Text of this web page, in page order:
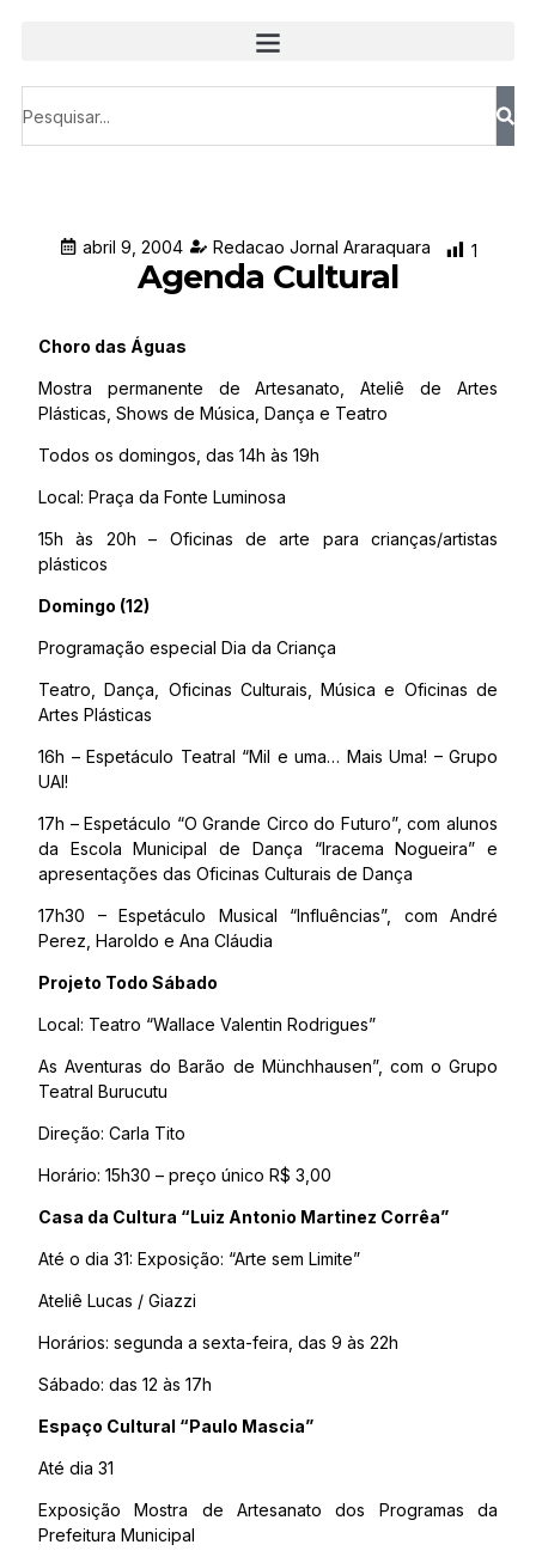
abril 9, 2004 Redacao Jornal Araraquara 1
Agenda Cultural
Choro das Águas
Mostra permanente de Artesanato, Ateliê de Artes
Plásticas, Shows de Música, Dança e Teatro
Todos os domingos, das 14h às 19h
Local: Praça da Fonte Luminosa
15h às 20h – Oficinas de arte para crianças/artistas
plásticos
Domingo (12)
Programação especial Dia da Criança
Teatro, Dança, Oficinas Culturais, Música e Oficinas de
Artes Plásticas
16h – Espetáculo Teatral “Mil e uma… Mais Uma! – Grupo
UAI!
17h – Espetáculo “O Grande Circo do Futuro”, com alunos
da Escola Municipal de Dança “Iracema Nogueira” e
apresentações das Oficinas Culturais de Dança
17h30 – Espetáculo Musical “Influências”, com André
Perez, Haroldo e Ana Cláudia
Projeto Todo Sábado
Local: Teatro “Wallace Valentin Rodrigues”
As Aventuras do Barão de Münchhausen”, com o Grupo
Teatral Burucutu
Direção: Carla Tito
Horário: 15h30 – preço único R$ 3,00
Casa da Cultura “Luiz Antonio Martinez Corrêa”
Até o dia 31: Exposição: “Arte sem Limite”
Ateliê Lucas / Giazzi
Horários: segunda a sexta-feira, das 9 às 22h
Sábado: das 12 às 17h
Espaço Cultural “Paulo Mascia”
Até dia 31
Exposição Mostra de Artesanato dos Programas da
Prefeitura Municipal